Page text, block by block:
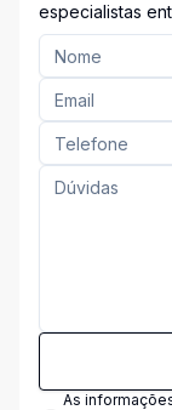
especialistas
As